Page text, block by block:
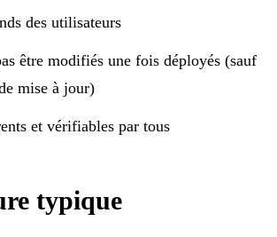
des utilisateurs
être modifiés une fois déployés (sauf
mise à jour)
et vérifiables par tous
typique